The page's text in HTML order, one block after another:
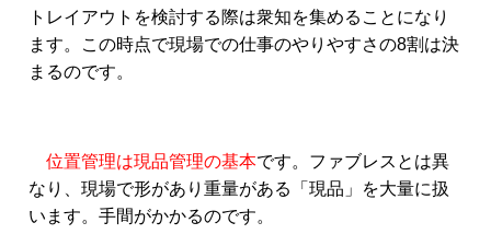
トレイアウトを検討する際は衆知を集めることになり
ます。この時点で現場での仕事のやりやすさの8割は決
まるのです。
位置管理は現品管理の基本です。ファブレスとは異
なり、現場で形があり重量がある「現品」を大量に扱
います。手間がかかるのです。